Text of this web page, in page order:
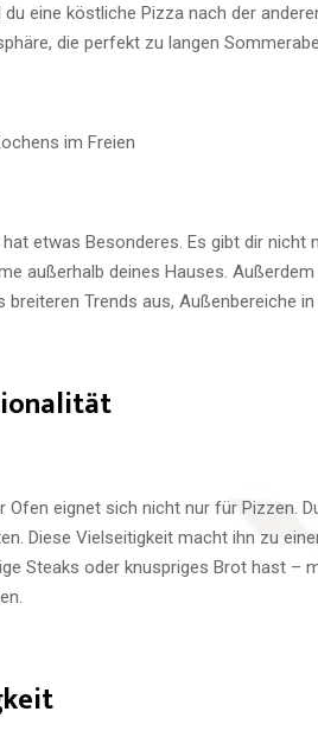
du eine köstliche Pizza nach der
die perfekt zu langen
im Freien
etwas Besonderes. Es gibt dir
außerhalb deines Hauses.
breiteren Trends aus, Außenbereiche
Ofen eignet sich nicht nur für Pizzen.
Diese Vielseitigkeit macht ihn zu
Steaks oder knuspriges Brot hast –